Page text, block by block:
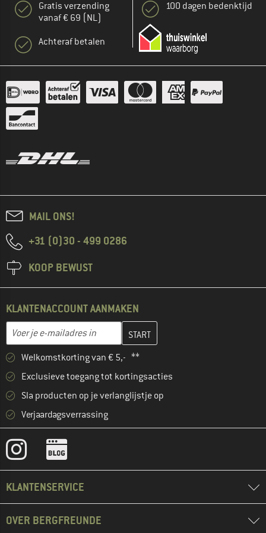
Gratis verzending
vanaf € 69 (NL)
Achteraf betalen
100 dagen bedenktijd
MAIL ONS!
+31 (0)30 - 499 0286
KOOP BEWUST
KLANTENACCOUNT AANMAKEN
E-mailadres
Vul je e-mailadres hier in en maak in de volgende stap je
Welkomstkorting van € 5,- **
Exclusieve toegang tot kortingsacties
Sla producten op je verlanglijstje op
Verjaardagsverrassing
KLANTENSERVICE
OVER BERGFREUNDE